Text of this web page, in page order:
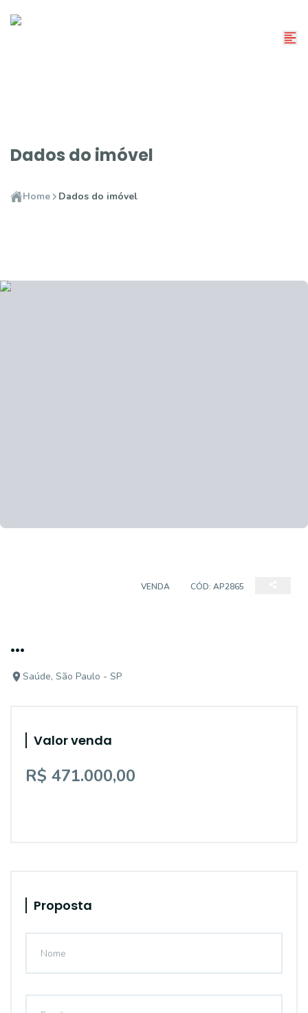
Dados do imóvel
Home Dados do imóvel
VENDA CÓD: AP2865
...
Saúde, São Paulo - SP
Valor venda
R$ 471.000,00
Proposta